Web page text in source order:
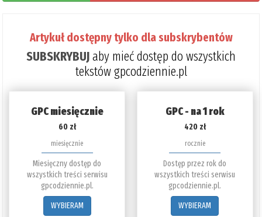
Artykuł dostępny tylko dla subskrybentów
SUBSKRYBUJaby mieć dostęp do wszystkich
tekstów gpcodziennie.pl
GPC miesięcznie
60 zł
miesięcznie
Miesięczny dostęp do
wszystkich treści serwisu
gpcodziennie.pl.
WYBIERAM
GPC - na 1 rok
420 zł
rocznie
Dostęp przez rok do
wszystkich treści serwisu
gpcodziennie.pl.
WYBIERAM